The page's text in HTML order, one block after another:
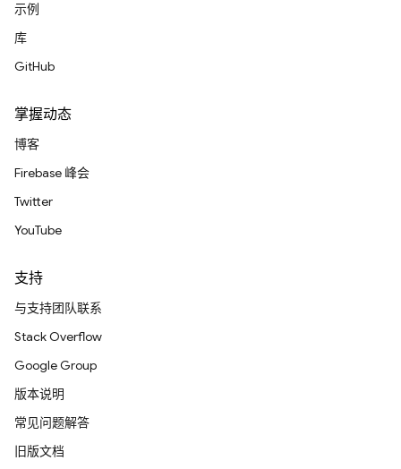
示例
库
GitHub
掌握动态
博客
Firebase 峰会
Twitter
YouTube
支持
与支持团队联系
Stack Overflow
Google Group
版本说明
常见问题解答
旧版文档